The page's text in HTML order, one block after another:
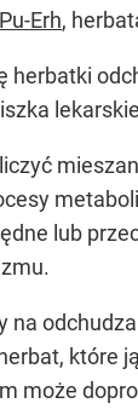
Erh,
herbatki
lub
na
które
może